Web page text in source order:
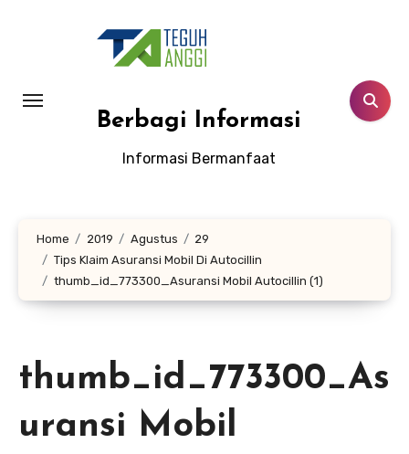
Berbagi Informasi
Informasi Bermanfaat
Home 2019 Agustus
29
Tips Klaim Asuransi Mobil Di Autocillin
thumb_id_773300_Asuransi Mobil Autocillin (1)
thumb_id_773300_As
uransi Mobil